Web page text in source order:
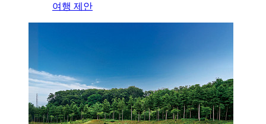
여행 제안